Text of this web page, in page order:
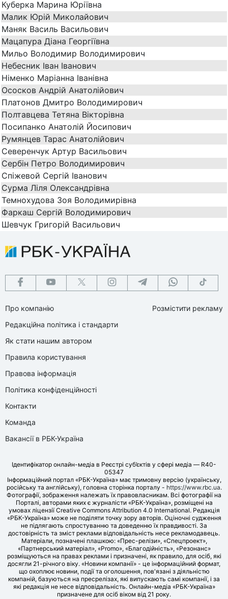
Куберка Марина Юріївна
Малик Юрій Миколайович
Маняк Василь Васильович
Мацапура Діана Георгіївна
Мильо Володимир Володимирович
Небесник Іван Іванович
Німенко Маріанна Іванівна
Ососков Андрій Анатолійович
Платонов Дмитро Володимирович
Полтавцева Тетяна Вікторівна
Посипанко Анатолій Йосипович
Румянцев Тарас Анатолійович
Северенчук Артур Васильович
Сербін Петро Володимирович
Спіжевой Сергій Іванович
Сурма Ліля Олександрівна
Темнохудова Зоя Володимирівна
Фаркаш Сергій Володимирович
Шевчук Григорій Васильович
Про компанію
Редакційна політика і стандарти
Як стати нашим автором
Правила користування
Правова інформація
Політика конфіденційності
Контакти
Команда
Вакансії в РБК-Україна
Розмістити рекламу
Ідентифікатор онлайн-медіа в Реєстрі суб’єктів у сфері медіа — R40-
05347
Інформаційний портал «РБК-Україна» має тримовну версію (українську,
російську та англійську), головна сторінка порталу - https://www.rbc.ua.
Фотографії, зображення належать їх правовласникам. Всі фотографії на
Порталі, авторами яких є журналісти «РБК-Україна», розміщені на
умовах ліцензії Creative Commons Attribution 4.0 International. Редакція
«РБК-Україна» може не поділяти точку зору авторів. Оціночні судження
не підлягають спростуванню та доведенню їх правдивості. За
достовірність та зміст реклами відповідальність несе рекламодавець.
Матеріали, позначені плашкою: «Прес-релізи», «Спецпроект»,
«Партнерський матеріал», «Promo», «Благодійність», «Резонанс»
розміщуються на правах реклами і призначені, як правило, для осіб, які
досягли 21-річного віку. «Новини компанії» - це інформаційний формат,
що охоплює новини, події та оголошення, пов'язані з діяльністю
компаній, базуються на пресрелізах, які випускають самі компанії, і за
які редакція не несе відповідальність. Онлайн-медіа «РБК-Україна»
призначене для осіб віком від 21 року.